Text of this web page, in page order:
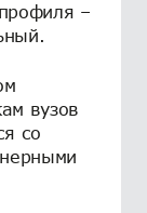
–
вузов
со